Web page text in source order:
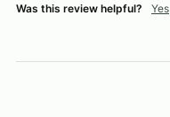
Was this review helpful? Yes